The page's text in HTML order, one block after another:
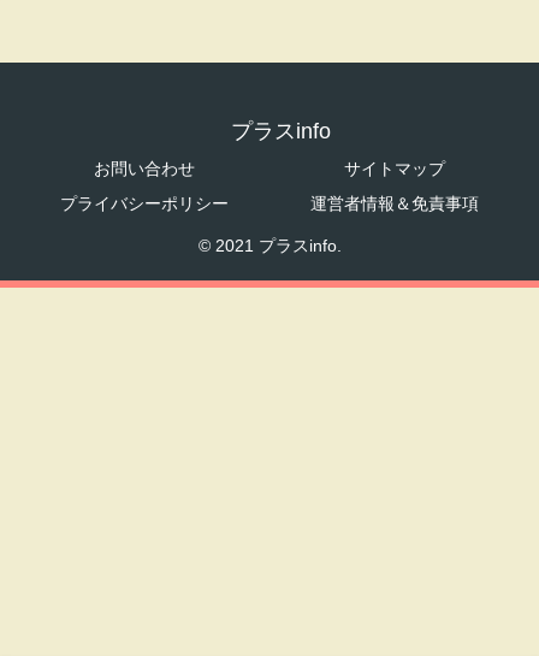
プラスinfo
お問い合わせ
サイトマップ
プライバシーポリシー
運営者情報＆免責事項
© 2021 プラスinfo.